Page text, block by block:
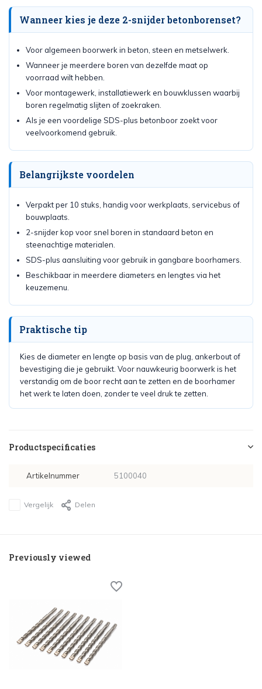
Wanneer kies je deze 2-snijder betonborenset?
Voor algemeen boorwerk in beton, steen en metselwerk.
Wanneer je meerdere boren van dezelfde maat op
voorraad wilt hebben.
Voor montagewerk, installatiewerk en bouwklussen waarbij
boren regelmatig slijten of zoekraken.
Als je een voordelige SDS-plus betonboor zoekt voor
veelvoorkomend gebruik.
Belangrijkste voordelen
Verpakt per 10 stuks, handig voor werkplaats, servicebus of
bouwplaats.
2-snijder kop voor snel boren in standaard beton en
steenachtige materialen.
SDS-plus aansluiting voor gebruik in gangbare boorhamers.
Beschikbaar in meerdere diameters en lengtes via het
keuzemenu.
Praktische tip
Kies de diameter en lengte op basis van de plug, ankerbout of
bevestiging die je gebruikt. Voor nauwkeurig boorwerk is het
verstandig om de boor recht aan te zetten en de boorhamer
het werk te laten doen, zonder te veel druk te zetten.
Productspecificaties
Artikelnummer 5100040
Vergelijk Delen
Previously viewed